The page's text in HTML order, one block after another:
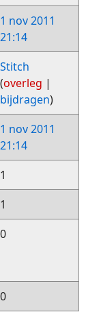
1 nov 2011
21:14
Stitch
(overleg |
bijdragen)
1 nov 2011
21:14
1
1
0
0